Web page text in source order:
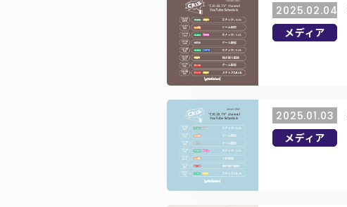
2025.02.04
メディア
2025.01.03
メディア